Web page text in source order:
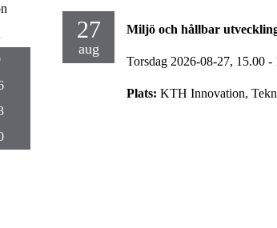
27
aug
Miljö och hållbar
Torsdag 2026-08-27, 15.00 -
Plats: KTH Innovation,